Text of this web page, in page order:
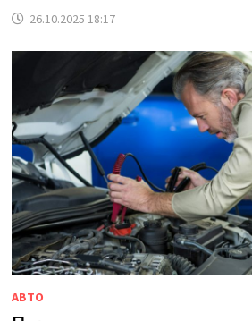
26.10.2025 18:17
АВТО